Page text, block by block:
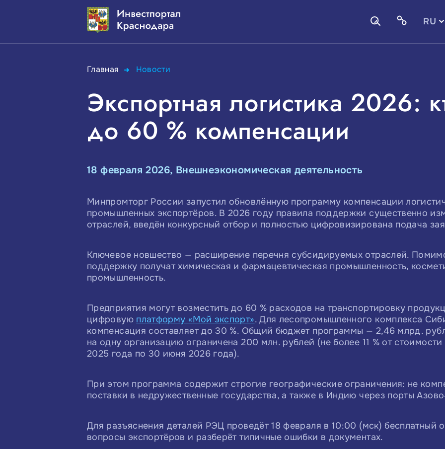
RU
Главная Новости
Экспортная логистика 2026:
до 60 % компенсации
18 февраля 2026, Внешнеэкономическая деятельность
Минпромторг России запустил обновлённую программу компенсации
промышленных экспортёров. В 2026 году правила поддержки существенно
отраслей, введён конкурсный отбор и полностью цифровизирована подача
Ключевое новшество — расширение перечня субсидируемых отраслей.
поддержку получат химическая и фармацевтическая промышленность,
промышленность.
Предприятия могут возместить до 60 % расходов на транспортировку
цифровую платформу «Мой экспорт». Для лесопромышленного комплекса
компенсация составляет до 30 %. Общий бюджет программы — 2,46 млрд.
на одну организацию ограничена 200 млн. рублей (не более 11 % от
2025 года по 30 июня 2026 года).
При этом программа содержит строгие географические ограничения: не
поставки в недружественные государства, а также в Индию через порты
Для разъяснения деталей РЭЦ проведёт 18 февраля в 10:00 (мск) бесплатный
вопросы экспортёров и разберёт типичные ошибки в документах.